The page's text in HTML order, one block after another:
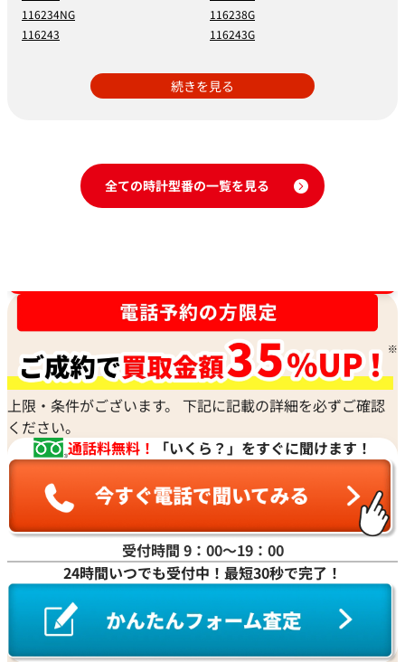
116234NG
116238G
116243
116243G
続きを見る
全ての時計型番の一覧を見る
上限・条件がございます。 下記に記載の詳細を必ずご確認
ください。
通話料無料！
「いくら？」をすぐに聞けます！
受付時間 9：00〜19：00
24時間いつでも受付中！最短30秒で完了！